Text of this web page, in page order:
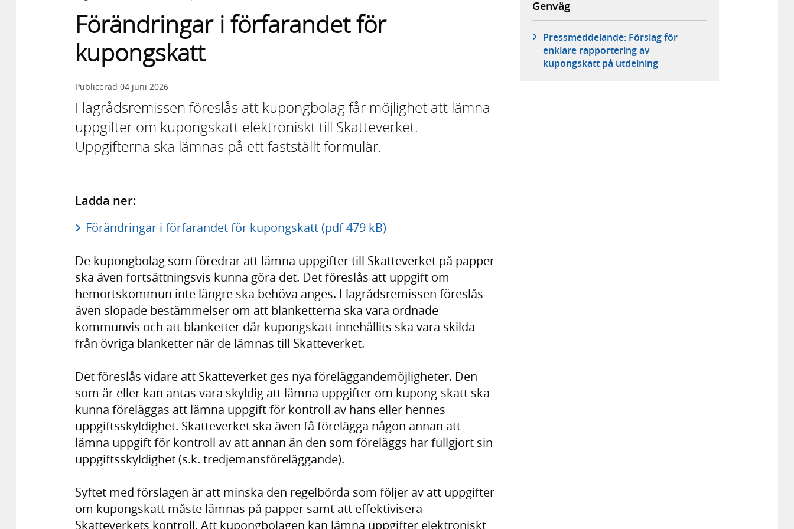
Förändringar i förfarandet för
kupongskatt
Publicerad 04 juni 2026
I lagrådsremissen föreslås att kupongbolag får möjlighet att lämna
uppgifter om kupongskatt elektroniskt till Skatteverket.
Uppgifterna ska lämnas på ett fastställt formulär.
Ladda ner:
Förändringar i förfarandet för kupongskatt (pdf 479 kB)
De kupongbolag som föredrar att lämna uppgifter till Skatteverket på papper
ska även fortsättningsvis kunna göra det. Det föreslås att uppgift om
hemortskommun inte längre ska behöva anges. I lagrådsremissen föreslås
även slopade bestämmelser om att blanketterna ska vara ordnade
kommunvis och att blanketter där kupongskatt innehållits ska vara skilda
från övriga blanketter när de lämnas till Skatteverket.
Det föreslås vidare att Skatteverket ges nya föreläggandemöjligheter. Den
som är eller kan antas vara skyldig att lämna uppgifter om kupong-skatt ska
kunna föreläggas att lämna uppgift för kontroll av hans eller hennes
uppgiftsskyldighet. Skatteverket ska även få förelägga någon annan att
lämna uppgift för kontroll av att annan än den som föreläggs har fullgjort sin
uppgiftsskyldighet (s.k. tredjemansföreläggande).
Syftet med förslagen är att minska den regelbörda som följer av att uppgifter
om kupongskatt måste lämnas på papper samt att effektivisera
Skatteverkets kontroll. Att kupongbolagen kan lämna uppgifter elektroniskt
Genväg
Pressmeddelande: Förslag för
enklare rapportering av
kupongskatt på utdelning